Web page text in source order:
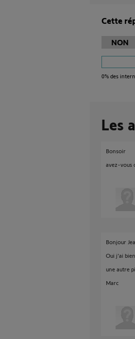
Cette
NON
0% des
Les
Bonsoir
avez-vous
Bonjour
Oui j'ai
une autre
Marc